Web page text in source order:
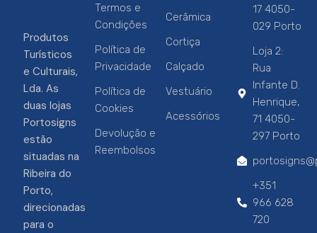
Produtos
Turísticos
e Culturais,
Lda. As
duas lojas
Portosigns
estão
situadas na
Ribeira do
Porto,
direcionadas
para o
Termos e
Condições
Política de
Privacidade
Política de
Cookies
Devolução e
Reembolsos
Cerâmica
Cortiça
Calçado
Vestuário
Acessórios
17 4050-
029 Porto
Loja 2:
Rua
Infante D.
Henrique,
71 4050-
297 Porto
+351
966 628
720